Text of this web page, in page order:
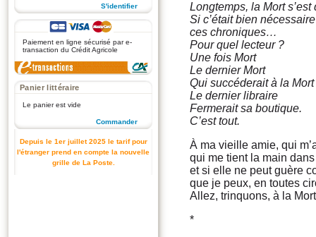
S'identifier
Paiement en ligne sécurisé par e-
transaction du Crédit Agricole
Panier littéraire
Le panier est vide
Commander
Depuis le 1er juillet 2025 le tarif pour
l'étranger prend en compte la nouvelle
grille de La Poste.
Longtemps, la Mort s’est
Si c’était bien
ces chroniques…
Pour quel lecteur ?
Une fois Mort
Le dernier Mort
Qui succéderait à la Mort
Le dernier libraire
Fermerait sa boutique.
C’est tout.
À ma vieille amie, qui
qui me tient la main
et si elle ne peut guère
que je peux, en toutes
Allez, trinquons, à la
*